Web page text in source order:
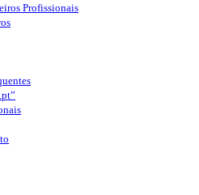
Profissionais